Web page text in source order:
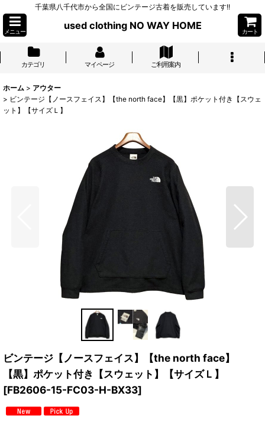
千葉県八千代市から全国にビンテージ古着を販売しています!!
メニュー
used clothing NO WAY HOME
カート
カテゴリ マイページ ご利用案内
ホーム > アウター
> ビンテージ【ノースフェイス】【the north face】【黒】ポケット付き【スウェ
ット】【サイズＬ】
ビンテージ【ノースフェイス】【the north face】
【黒】ポケット付き【スウェット】【サイズＬ】
[FB2606-15-FC03-H-BX33]